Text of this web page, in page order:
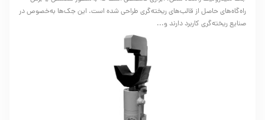
راه‌گاه‌های حاصل از قالب‌های ریخته‌گری طراحی شده است. این جک‌ها به‌خصوص در
صنایع ریخته‌گری کاربرد دارند و...